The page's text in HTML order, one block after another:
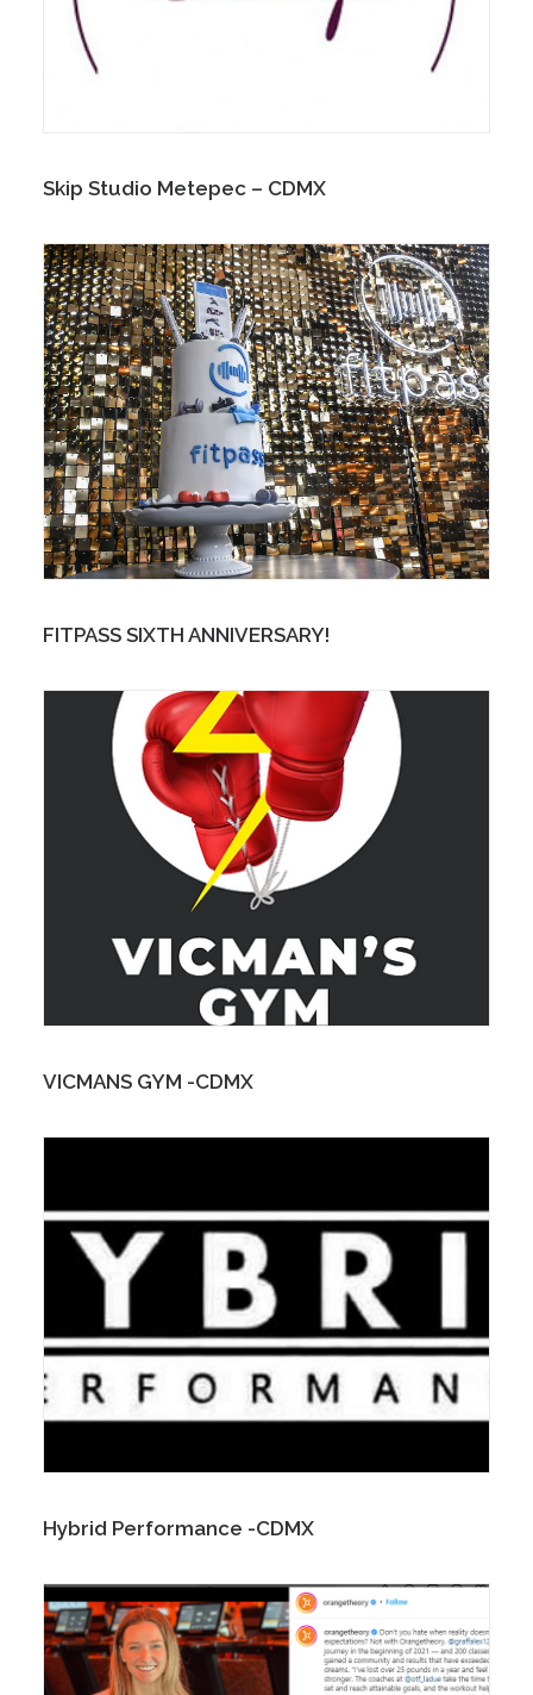
Skip Studio Metepec – CDMX
FITPASS SIXTH ANNIVERSARY!
VICMANS GYM -CDMX
Hybrid Performance -CDMX